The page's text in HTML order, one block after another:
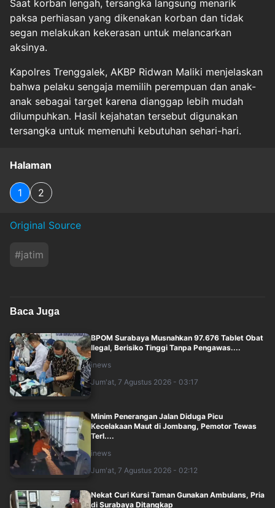
Saat korban lengah, tersangka langsung menarik
paksa perhiasan yang dikenakan korban dan tidak
segan melakukan kekerasan untuk melancarkan
aksinya.
Kapolres Trenggalek, AKBP Ridwan Maliki menjelaskan
bahwa pelaku sengaja memilih perempuan dan anak-
anak sebagai target karena dianggap lebih mudah
dilumpuhkan. Hasil kejahatan tersebut digunakan
tersangka untuk memenuhi kebutuhan sehari-hari.
Halaman
1 2
Original Source
#jatim
Baca Juga
BPOM Surabaya Musnahkan 97.676 Tablet Obat
Ilegal, Berisiko Tinggi Tanpa Pengawas....
inews
Jum'at, 7 Agustus 2026 - 03:17
Minim Penerangan Jalan Diduga Picu
Kecelakaan Maut di Jombang, Pemotor Tewas
Terl....
inews
Jum'at, 7 Agustus 2026 - 02:12
Nekat Curi Kursi Taman Gunakan Ambulans, Pria
di Surabaya Ditangkap